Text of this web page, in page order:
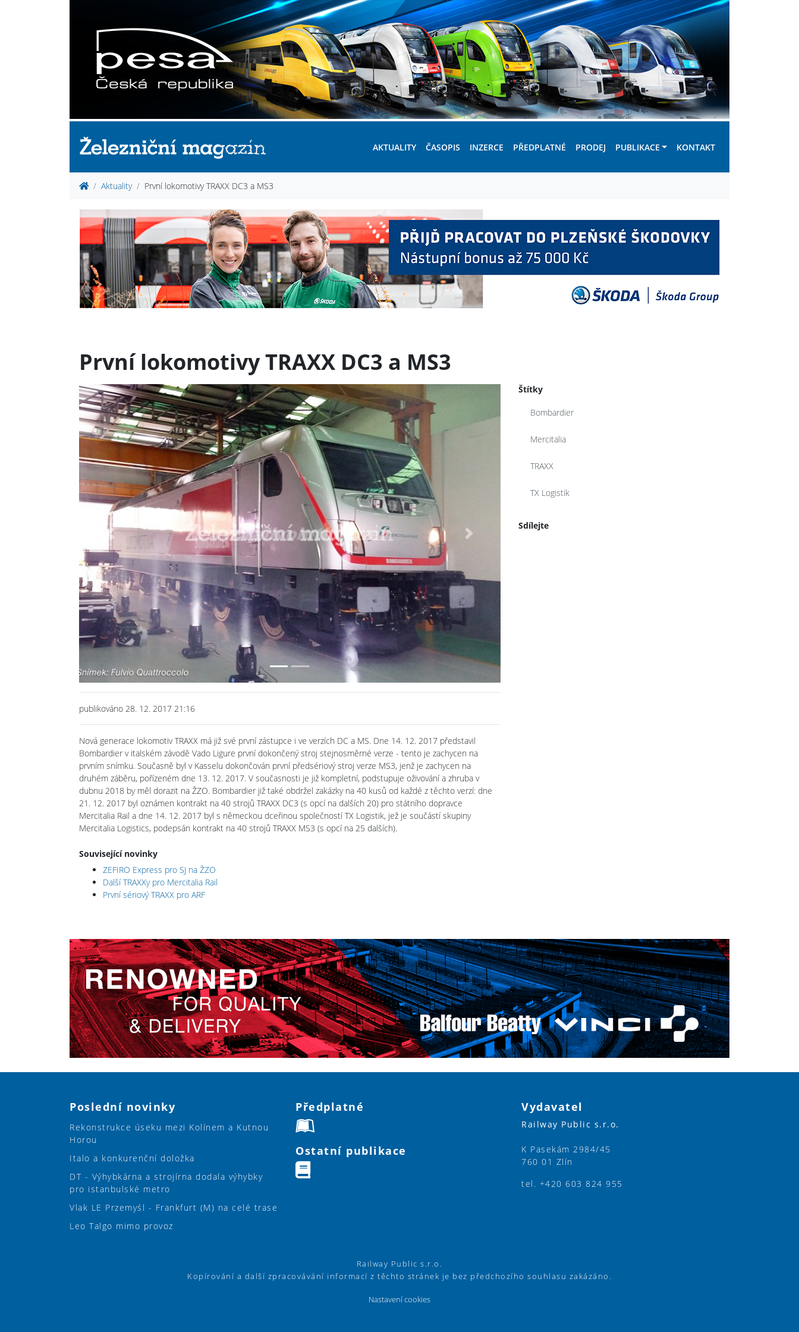
AKTUALITY ČASOPIS INZERCE PŘEDPLATNÉ PRODEJ PUBLIKACE KONTAKT
Aktuality První lokomotivy TRAXX DC3 a MS3
První lokomotivy TRAXX DC3 a MS3
Previous Next
publikováno 28. 12. 2017 21:16
Nová generace lokomotiv TRAXX má již své první zástupce i ve verzích DC a MS. Dne 14. 12. 2017 představil
Bombardier v italském závodě Vado Ligure první dokončený stroj stejnosměrné verze - tento je zachycen na
prvním snímku. Současně byl v Kasselu dokončován první předsériový stroj verze MS3, jenž je zachycen na
druhém záběru, pořízeném dne 13. 12. 2017. V současnosti je již kompletní, podstupuje oživování a zhruba v
dubnu 2018 by měl dorazit na ŽZO. Bombardier již také obdržel zakázky na 40 kusů od každé z těchto verzí: dne
21. 12. 2017 byl oznámen kontrakt na 40 strojů TRAXX DC3 (s opcí na dalších 20) pro státního dopravce
Mercitalia Rail a dne 14. 12. 2017 byl s německou dceřinou společností TX Logistik, jež je součástí skupiny
Mercitalia Logistics, podepsán kontrakt na 40 strojů TRAXX MS3 (s opcí na 25 dalších).
Související novinky
ZEFIRO Express pro SJ na ŽZO
Další TRAXXy pro Mercitalia Rail
První sériový TRAXX pro ARF
Štítky
Bombardier
Mercitalia
TRAXX
TX Logistik
Sdílejte
Poslední novinky
Rekonstrukce úseku mezi Kolínem a Kutnou
Horou
Italo a konkurenční doložka
DT - Výhybkárna a strojírna dodala výhybky
pro istanbulské metro
Vlak LE Przemyśl - Frankfurt (M) na celé trase
Leo Talgo mimo provoz
Předplatné
Ostatní publikace
Vydavatel
Railway Public s.r.o.
K Pasekám 2984/45
760 01 Zlín
tel. +420 603 824 955
Railway Public s.r.o.
Kopírování a další zpracovávání informací z těchto stránek je bez předchozího souhlasu zakázáno.
Nastavení cookies